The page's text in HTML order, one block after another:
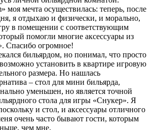
моя мечта осуществилась: теперь, после
я отдыхаю и физически, и морально,
в помещении с соответствующим
помогли многие аксессуары из
Спасибо огромное!
бильярдом, но понимал, что просто
установить в квартире игровую
размера. Но нашлась
– стол для мини бильярда,
уменьшен, но является точной
стола для игры «Снукер». Я
и стол, и аксессуары отличного
очень часто бывают гости, которым
чем мне.